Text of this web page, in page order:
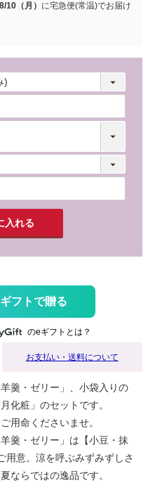
10（月） に宅急便(常温)でお届け
入れる
フトで贈る
のeギフトとは？
お支払い・送料について
羹・ゼリー」、小袋入りの
化粧」のセットです。
用命くださいませ。
羹・ゼリー」は【小豆・抹
用意。涼を呼ぶみずみずしさ
ならではの逸品です。